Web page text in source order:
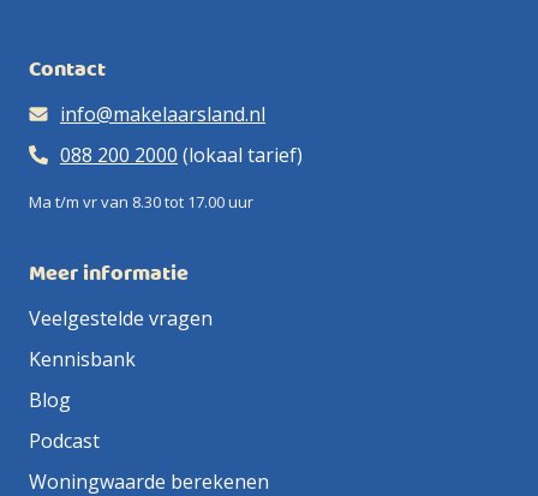
Contact
info@makelaarsland.nl
088 200 2000 (lokaal tarief)
Ma t/m vr van 8.30 tot 17.00 uur
Meer informatie
Veelgestelde vragen
Kennisbank
Blog
Podcast
Woningwaarde berekenen